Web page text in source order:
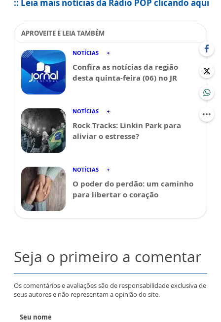
:: Leia mais notícias da Rádio POP clicando aqui
APROVEITE E LEIA TAMBÉM
NOTÍCIAS
Confira as notícias da região
desta quinta-feira (06) no JR
NOTÍCIAS
Rock Tracks: Linkin Park para
aliviar o estresse?
NOTÍCIAS
O poder do perdão: um caminho
para libertar o coração
Seja o primeiro a comentar
Os comentários e avaliações são de responsabilidade exclusiva de
seus autores e não representam a opinião do site.
Seu nome